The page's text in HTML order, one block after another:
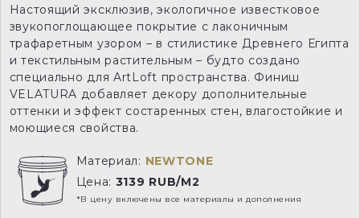
Настоящий эксклюзив, экологичное известковое
звукопоглощающее покрытие с лаконичным
трафаретным узором – в стилистике Древнего Египта
и текстильным растительным – будто создано
специально для ArtLoft пространства. Финиш
VELATURA добавляет декору дополнительные
оттенки и эффект состаренных стен, влагостойкие и
моющиеся свойства.
Материал: NEWTONE
Цена: 3139 RUB/M2
*В цену включены все материалы и дополнения